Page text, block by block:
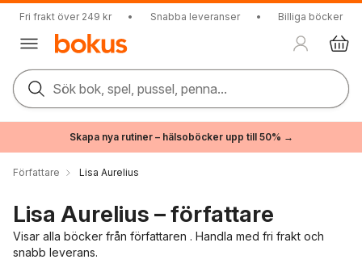
Fri frakt över 249 kr • Snabba leveranser • Billiga böcker
Sök bok, spel, pussel, penna...
Skapa nya rutiner – hälsoböcker upp till 50% →
Författare Lisa Aurelius
Lisa Aurelius – författare
Visar alla böcker från författaren . Handla med fri frakt och
snabb leverans.